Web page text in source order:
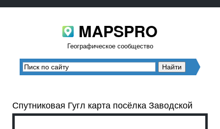
MAPSPRO
Географическое сообщество
Спутниковая Гугл карта посёлка Заводской